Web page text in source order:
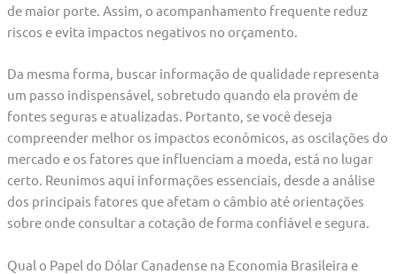
de maior porte. Assim, o acompanhamento frequente reduz
riscos e evita impactos negativos no orçamento.
Da mesma forma, buscar informação de qualidade representa
um passo indispensável, sobretudo quando ela provém de
fontes seguras e atualizadas. Portanto, se você deseja
compreender melhor os impactos econômicos, as oscilações do
mercado e os fatores que influenciam a moeda, está no lugar
certo. Reunimos aqui informações essenciais, desde a análise
dos principais fatores que afetam o câmbio até orientações
sobre onde consultar a cotação de forma confiável e segura.
Qual o Papel do Dólar Canadense na Economia Brasileira e